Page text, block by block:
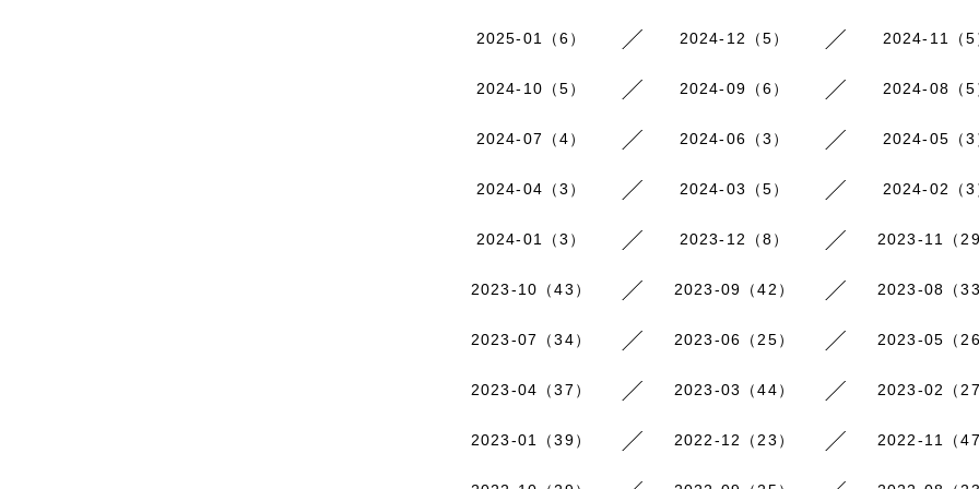
2025-01（6） 2024-12（5） 2024-11（5
2024-10（5） 2024-09（6） 2024-08（5
2024-07（4） 2024-06（3） 2024-05（3
2024-04（3） 2024-03（5） 2024-02（3
2024-01（3） 2023-12（8） 2023-11（29
2023-10（43） 2023-09（42） 2023-08（33
2023-07（34） 2023-06（25） 2023-05（26
2023-04（37） 2023-03（44） 2023-02（27
2023-01（39） 2022-12（23） 2022-11（47